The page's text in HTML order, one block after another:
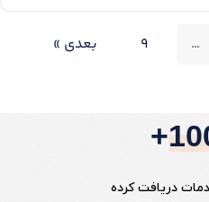
…
9 بعدی »
دریافت کرده